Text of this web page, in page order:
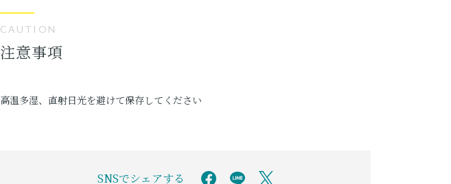
CAUTION
注意事項
高温多湿、直射日光を避けて保存してください
SNSでシェアする